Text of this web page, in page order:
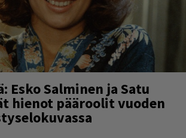
Esko Salminen ja Satu
hienot pääroolit vuoden